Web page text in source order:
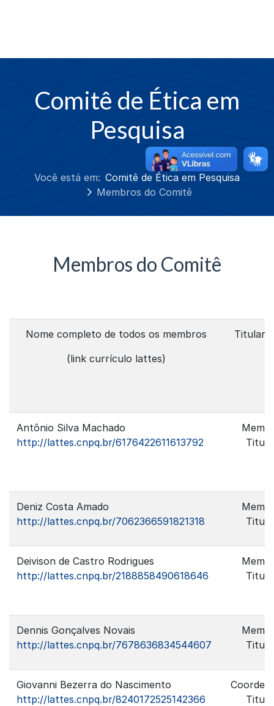
Comitê de Ética em
Pesquisa
Você está em: Comitê de Ética em Pesquisa
Membros do Comitê
Membros do Comitê
Nome completo de todos os membros
(link currículo lattes)
Antônio Silva Machado
http://lattes.cnpq.br/6176422611613792
Deniz Costa Amado
http://lattes.cnpq.br/7062366591821318
Deivison de Castro Rodrigues
http://lattes.cnpq.br/2188858490618646
Dennis Gonçalves Novais
http://lattes.cnpq.br/7678636834544607
Giovanni Bezerra do Nascimento
http://lattes.cnpq.br/8240172525142366